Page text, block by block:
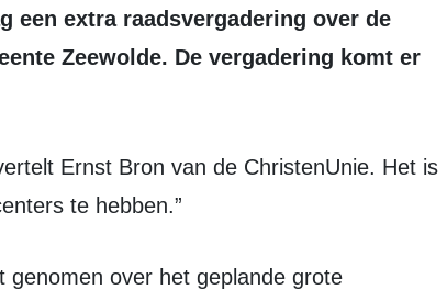
Zeewolde. De vergadering komt er
te hebben.”